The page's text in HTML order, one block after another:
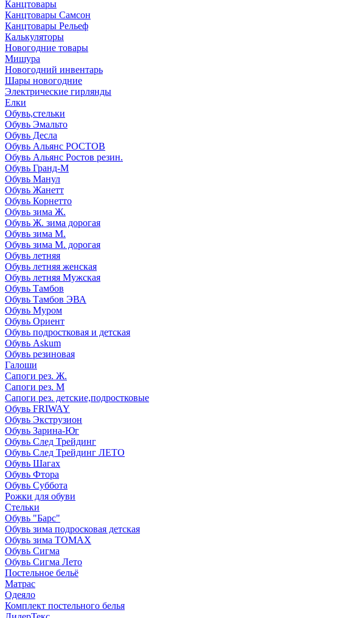
Канцтовары
Канцтовары Самсон
Канцтовары Рельеф
Калькуляторы
Новогодние товары
Мишура
Новогодний инвентарь
Шары новогодние
Электрические гирлянды
Елки
Обувь,стельки
Обувь Эмальто
Обувь Десла
Обувь Альянс РОСТОВ
Обувь Альянс Ростов резин.
Обувь Гранд-М
Обувь Манул
Обувь Жанетт
Обувь Корнетто
Обувь зима Ж.
Обувь Ж. зима дорогая
Обувь зима М.
Обувь зима М. дорогая
Обувь летняя
Обувь летняя женская
Обувь летняя Мужская
Обувь Тамбов
Обувь Тамбов ЭВА
Обувь Муром
Обувь Ориент
Обувь подростковая и детская
Обувь Askum
Обувь резиновая
Галоши
Сапоги рез. Ж.
Сапоги рез. М
Сапоги рез. детские,подростковые
Обувь FRIWAY
Обувь Экструзион
Обувь Зарина-Юг
Обувь След Трейдинг
Обувь След Трейдинг ЛЕТО
Обувь Шагах
Обувь Фтора
Обувь Суббота
Рожки для обуви
Стельки
Обувь "Барс"
Обувь зима подросковая детская
Обувь зима ТОМАХ
Обувь Сигма
Обувь Сигма Лето
Постельное бельё
Матрас
Одеяло
Комплект постельного белья